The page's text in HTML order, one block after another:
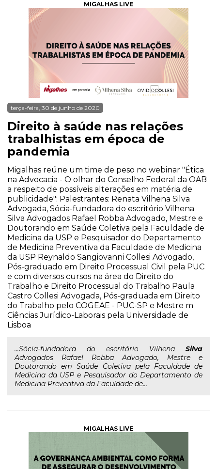
MIGALHAS LIVE
terça-feira, 30 de junho de 2020
Direito à saúde nas relações
trabalhistas em época de
pandemia
Migalhas reúne um time de peso no webinar "Ética
na Advocacia - O olhar do Conselho Federal da OAB
a respeito de possíveis alterações em matéria de
publicidade": Palestrantes: Renata Vilhena Silva
Advogada, Sócia-fundadora do escritório Vilhena
Silva Advogados Rafael Robba Advogado, Mestre e
Doutorando em Saúde Coletiva pela Faculdade de
Medicina da USP e Pesquisador do Departamento
de Medicina Preventiva da Faculdade de Medicina
da USP Reynaldo Sangiovanni Collesi Advogado,
Pós-graduado em Direito Processual Civil pela PUC
e com diversos cursos na área do Direito do
Trabalho e Direito Processual do Trabalho Paula
Castro Collesi Advogada, Pós-graduada em Direito
do Trabalho pelo COGEAE - PUC-SP e Mestre m
Ciências Jurídico-Laborais pela Universidade de
Lisboa
...Sócia-fundadora do escritório Vilhena Silva
Advogados Rafael Robba Advogado, Mestre e
Doutorando em Saúde Coletiva pela Faculdade de
Medicina da USP e Pesquisador do Departamento de
Medicina Preventiva da Faculdade de...
MIGALHAS LIVE